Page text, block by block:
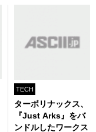
TECH
ターボリナックス、
『Just Arks』をバ
ンドルしたワークス